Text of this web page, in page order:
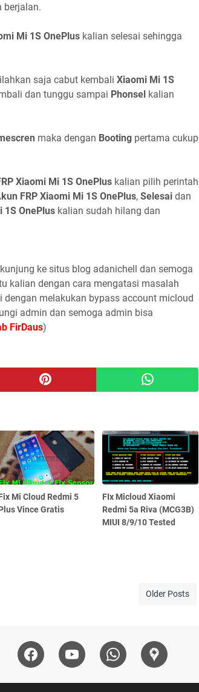
berjalan.
Mi 1S OnePlus kalian selesai sehingga
saja cabut kembali Xiaomi Mi 1S
dan tunggu sampai Phonsel kalian
maka dengan Booting pertama cukup
Xiaomi Mi 1S OnePlus kalian pilih perintah
FRP Xiaomi Mi 1S OnePlus, Selesai dan
1S OnePlus kalian sudah hilang dan
ke situs blog adanichell dan semoga
kalian dengan cara mengatasi masalah
melakukan bypass account micloud
admin dan semoga admin bisa
FirDaus)
Mi Cloud Redmi 5
Vince Gratis
FIx Micloud Xiaomi
Redmi 5a Riva (MCG3B)
MIUI 8/9/10 Tested
Older Posts